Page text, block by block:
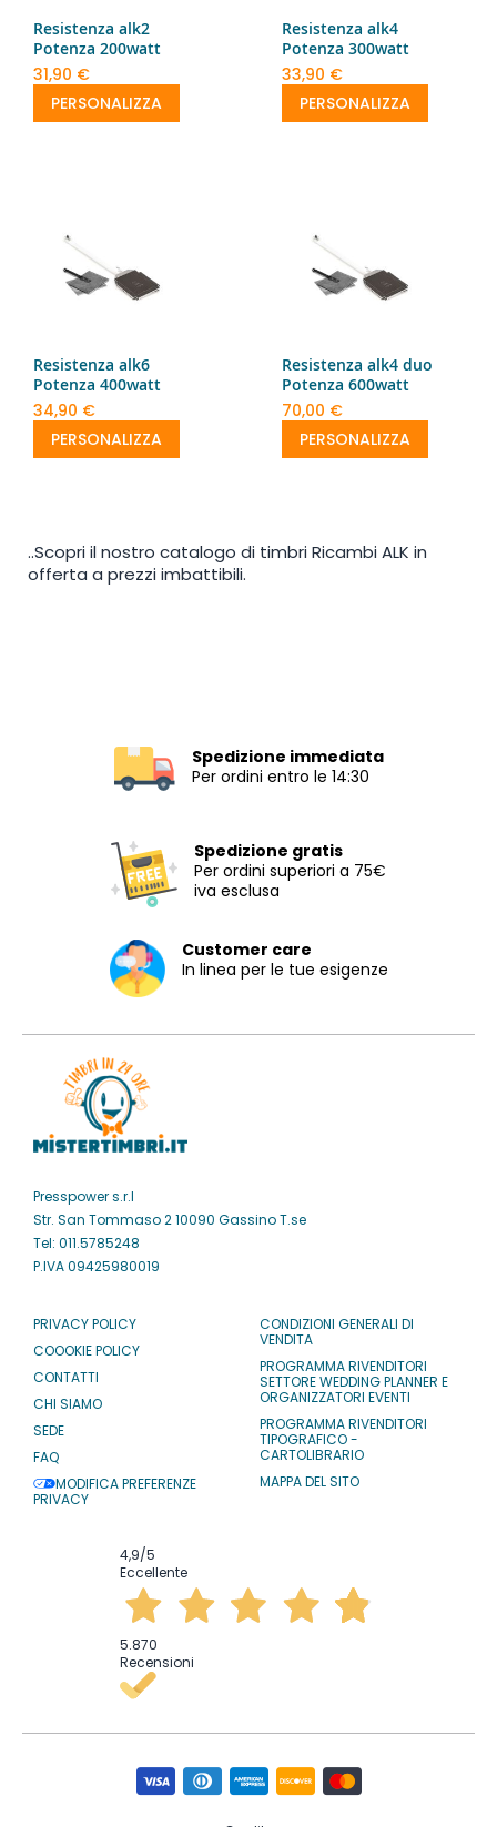
Resistenza alk2
Potenza 200watt
31,90 €
PERSONALIZZA
Resistenza alk4
Potenza 300watt
33,90 €
PERSONALIZZA
Resistenza alk6
Potenza 400watt
34,90 €
PERSONALIZZA
Resistenza alk4 duo
Potenza 600watt
70,00 €
PERSONALIZZA
..Scopri il nostro catalogo di timbri Ricambi ALK in
offerta a prezzi imbattibili.
Spedizione immediata
Per ordini entro le 14:30
Spedizione gratis
Per ordini superiori a 75€
iva esclusa
Customer care
In linea per le tue esigenze
Presspower s.r.l
Str. San Tommaso 2 10090 Gassino T.se
Tel: 011.5785248
P.IVA 09425980019
PRIVACY POLICY
COOOKIE POLICY
CONTATTI
CHI SIAMO
SEDE
FAQ
MODIFICA PREFERENZE
PRIVACY
CONDIZIONI GENERALI DI
VENDITA
PROGRAMMA RIVENDITORI
SETTORE WEDDING PLANNER E
ORGANIZZATORI EVENTI
PROGRAMMA RIVENDITORI
TIPOGRAFICO -
CARTOLIBRARIO
MAPPA DEL SITO
4,9/5
Eccellente
5.870
Recensioni